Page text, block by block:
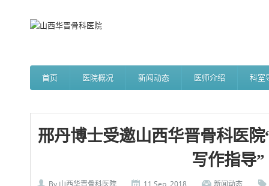
首页 医院概况 新闻动态 医师介绍 科室
邢丹博士受邀山西华晋骨科医
写作指导”
By 山西华晋骨科医院 11 Sep, 2018 新闻动态